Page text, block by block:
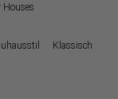
Houses
Klassisch